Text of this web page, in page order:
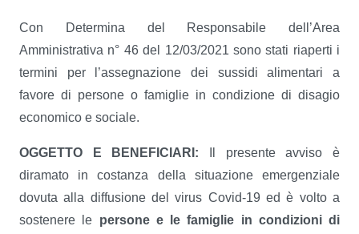
Con Determina del Responsabile dell’Area
Amministrativa n° 46 del 12/03/2021 sono stati riaperti i
termini per l’assegnazione dei sussidi alimentari a
favore di persone o famiglie in condizione di disagio
economico e sociale.
OGGETTO E BENEFICIARI: Il presente avviso è
diramato in costanza della situazione emergenziale
dovuta alla diffusione del virus Covid-19 ed è volto a
sostenere le persone e le famiglie in condizioni di